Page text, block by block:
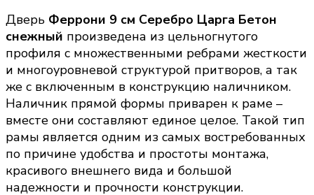
Дверь Феррони 9 см Серебро Царга Бетон
снежный произведена из цельногнутого
профиля с множественными ребрами жесткости
и многоуровневой структурой притворов, а так
же с включенным в конструкцию наличником.
Наличник прямой формы приварен к раме –
вместе они составляют единое целое. Такой тип
рамы является одним из самых востребованных
по причине удобства и простоты монтажа,
красивого внешнего вида и большой
надежности и прочности конструкции.